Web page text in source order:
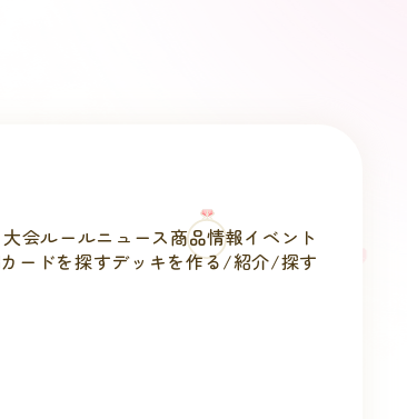
大会ルールニュース商品情報イベント
カードを探すデッキを作る/紹介/探す